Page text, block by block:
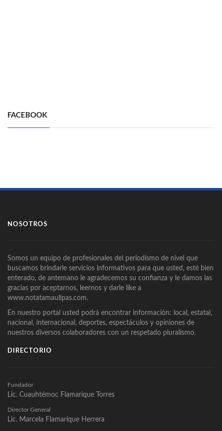
FACEBOOK
NOSOTROS
Somos un equipo de profesionales del periodismo de nivel que
buscamos brindarle servicios informativos para que usted, esté bien
enterado, de antemano le agradecemos su confianza y le damos las
gracias por aceptarnos, leernos y darle like a
www.notatamaulipas.com.
En nuestro portal usted podrá encontrar información: local, estatal,
nacional, internacional, deportes, espectáculos y opiniones de
nuestros diversos colaboradores con un respetado pluralismo.
DIRECTORIO
Fundador
Lic. Cuauhtémoc Flamarique Torres
Director General
Lic. Marcela Flamarique Herrera